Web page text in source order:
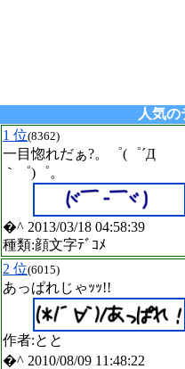
人気
1 位(8362)
一目惚れだぁ?。゜(゜´Д
｀゜)゜。
�^ 2013/03/18 04:58:39
種類:顔文字ﾃﾞｺﾒ
2 位(6015)
あっぱれじゃｯｯ!!
作者:とと
�^ 2010/08/09 11:48:22